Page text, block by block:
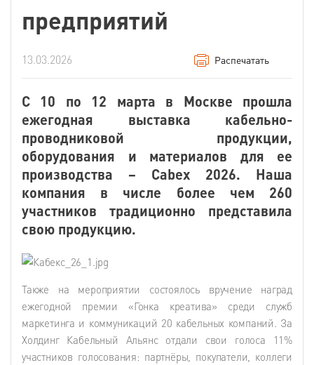
предприятий
13.03.2026 Распечатать
С 10 по 12 марта в Москве прошла
ежегодная выставка кабельно-
проводниковой продукции,
оборудования и материалов для ее
производства – Cabex 2026. Наша
компания в числе более чем 260
участников традиционно представила
свою продукцию.
Также на мероприятии состоялось вручение наград
ежегодной премии «Гонка креатива» среди служб
маркетинга и коммуникаций 20 кабельных компаний. За
Холдинг Кабельный Альянс отдали свои голоса 11%
участников голосования: партнёры, покупатели, коллеги